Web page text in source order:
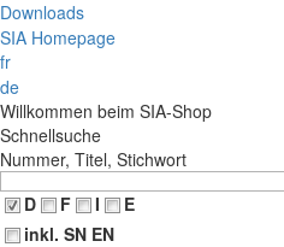
Downloads
SIA Homepage
fr
de
Willkommen beim SIA-Shop
Schnellsuche
Nummer, Titel, Stichwort
D
F I
E
inkl. SN EN